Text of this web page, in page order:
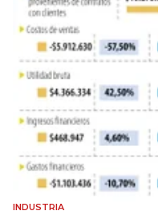
INDUSTRIA